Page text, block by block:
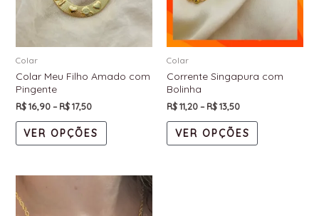
Colar
Colar Meu Filho Amado com
Pingente
R$16,90–R$17,50
VER OPÇÕES
Colar
Corrente Singapura com
Bolinha
R$11,20–R$13,50
VER OPÇÕES